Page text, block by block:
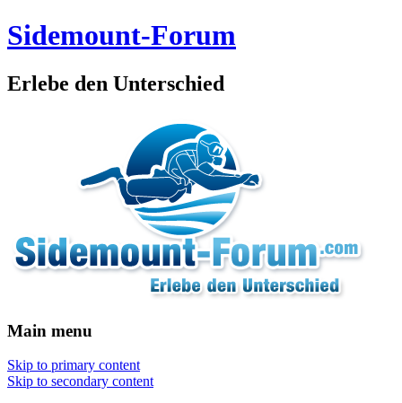
Sidemount-Forum
Erlebe den Unterschied
Main menu
Skip to primary content
Skip to secondary content